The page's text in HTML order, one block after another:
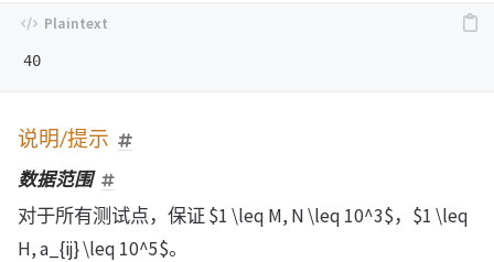
说明/提示
数据范围
对于所有测试点，保证 $1 \leq M, N \leq 10^3$，$1 \leq
H, a_{ij} \leq 10^5$。